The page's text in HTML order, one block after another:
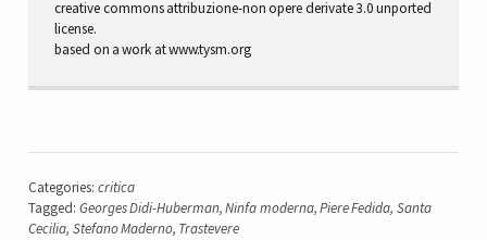
creative commons attribuzione-non opere derivate 3.0 unported
license.
based on a work at www.tysm.org
Categories: critica
Tagged: Georges Didi-Huberman,Ninfa moderna,Piere Fedida, Santa
Cecilia, Stefano Maderno, Trastevere